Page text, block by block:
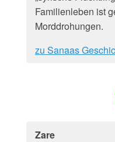
Familienleben ist
Morddrohungen.
zu Sanaas
Zare